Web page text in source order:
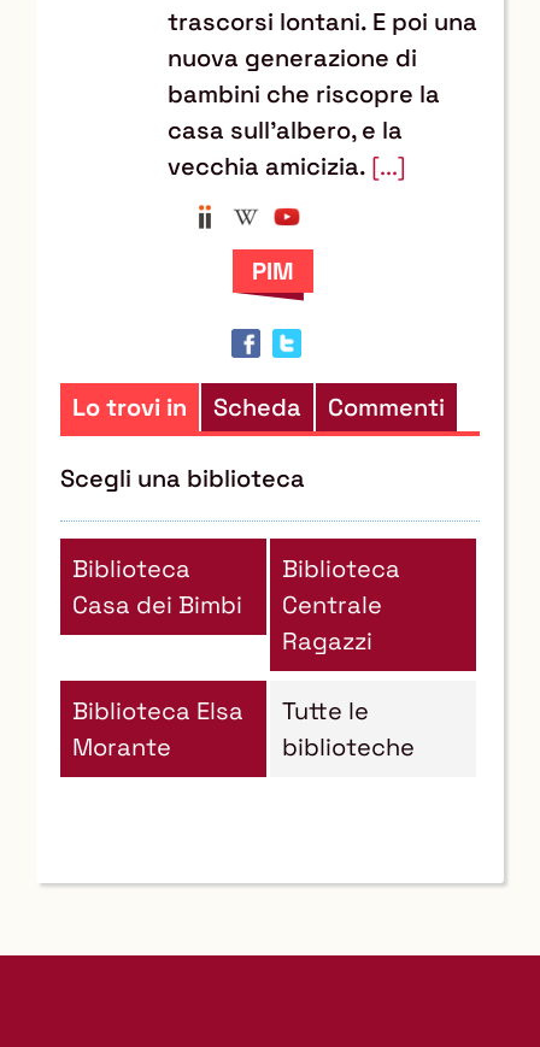
il
documento
risorse
AnobiiWikipedia
trascorsi lontani. E poi una
nuova generazione di
bambini che riscopre la
casa sull'albero, e la
vecchia amicizia. [...]
Lo trovi in Scheda Commenti
Scegli una biblioteca
Biblioteca
Casa dei Bimbi
Biblioteca
Centrale
Ragazzi
Biblioteca Elsa
Morante
Tutte le
biblioteche